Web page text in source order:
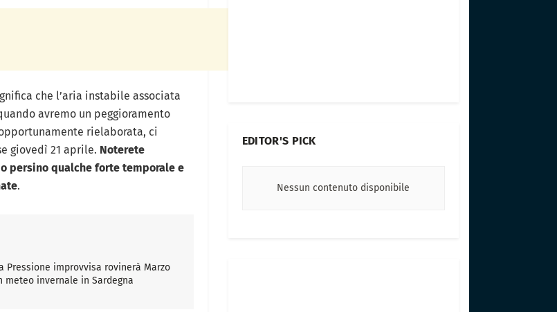
che l’aria instabile associata
avremo un peggioramento
rielaborata, ci
giovedì 21 aprile. Noterete
persino qualche forte temporale e
.
Pressione improvvisa rovinerà Marzo
meteo invernale in Sardegna
EDITOR'S PICK
Nessun contenuto disponibile